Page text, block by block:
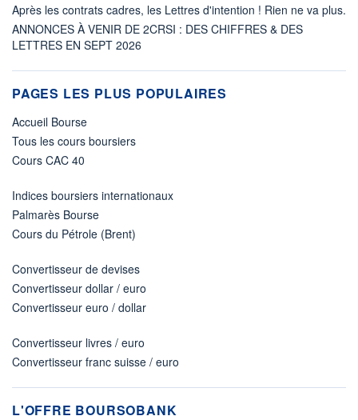
Après les contrats cadres, les Lettres d'intention ! Rien ne va plus.
ANNONCES À VENIR DE 2CRSI : DES CHIFFRES & DES
LETTRES EN SEPT 2026
PAGES LES PLUS POPULAIRES
Accueil Bourse
Tous les cours boursiers
Cours CAC 40
Indices boursiers internationaux
Palmarès Bourse
Cours du Pétrole (Brent)
Convertisseur de devises
Convertisseur dollar / euro
Convertisseur euro / dollar
Convertisseur livres / euro
Convertisseur franc suisse / euro
L'OFFRE BOURSOBANK